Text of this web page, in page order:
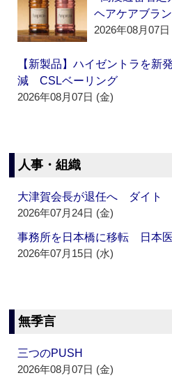
ヘアケアブラ
2026年08月07日
【新製品】ハイゼントラを新
減 CSLベーリング
2026年08月07日 (金)
人事・組織
大津賀会長が退任へ ダイト
2026年07月24日 (金)
事務所を日本橋に移転 日本
2026年07月15日 (水)
無季言
三つのPUSH
2026年08月07日 (金)